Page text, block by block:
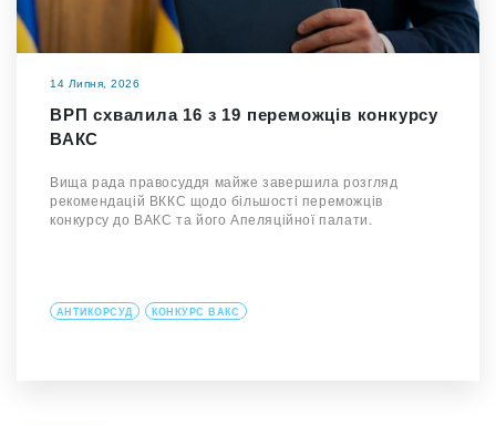
14 Липня, 2026
ВРП схвалила 16 з 19 переможців конкурсу
ВАКС
Вища рада правосуддя майже завершила розгляд
рекомендацій ВККС щодо більшості переможців
конкурсу до ВАКС та його Апеляційної палати.
АНТИКОРСУД КОНКУРС ВАКС